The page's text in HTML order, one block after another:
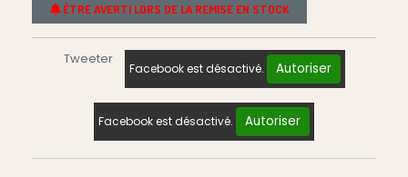
ÊTRE AVERTI LORS DE LA REMISE EN STOCK
Tweeter
Facebook est désactivé. Autoriser
Facebook est désactivé. Autoriser